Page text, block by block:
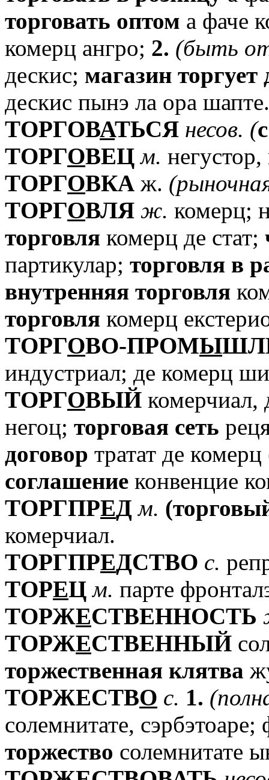
торговать оптом а фаче
комерц ангро; 2. (быть
дескис; магазин торгует
дескис пынэ ла ора шапте.
TОРГОВАТЬСЯ несов. (с
TОРГОВЕЦ м.
TОРГОВКА ж.
TОРГОВЛЯ ж. комерц;
торговля комерц де стат;
партикулар; торговля в
внутренняя торговля
торговля комерц
TОРГОВО-ПРОМЫ
индустриал; де комерц
TОРГОВЫЙ комерчиал,
негоц; торговая сеть
договор тратат де комерц
соглашение конвенцие
TОРГПРЕД м.
комерчиал.
TОРГПРЕДСТВО с.
TОРЕЦ м. парте
TОРЖЕСТВЕННОСТЬ
TОРЖЕСТВЕННЫЙ
торжественная клятва
TОРЖЕСТВО с. 1.
солемнитате, сэрбэтоаре;
торжество солемнитате